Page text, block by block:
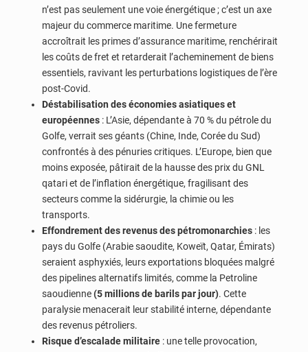
n’est pas seulement une voie énergétique ; c’est un axe
majeur du commerce maritime. Une fermeture
accroîtrait les primes d’assurance maritime, renchérirait
les coûts de fret et retarderait l’acheminement de biens
essentiels, ravivant les perturbations logistiques de l’ère
post-Covid.
Déstabilisation des économies asiatiques et
européennes : L’Asie, dépendante à 70 % du pétrole du
Golfe, verrait ses géants (Chine, Inde, Corée du Sud)
confrontés à des pénuries critiques. L’Europe, bien que
moins exposée, pâtirait de la hausse des prix du GNL
qatari et de l’inflation énergétique, fragilisant des
secteurs comme la sidérurgie, la chimie ou les
transports.
Effondrement des revenus des pétromonarchies : les
pays du Golfe (Arabie saoudite, Koweït, Qatar, Émirats)
seraient asphyxiés, leurs exportations bloquées malgré
des pipelines alternatifs limités, comme la Petroline
saoudienne(5 millions de barils par jour). Cette
paralysie menacerait leur stabilité interne, dépendante
des revenus pétroliers.
Risque d’escalade militaire : une telle provocation,